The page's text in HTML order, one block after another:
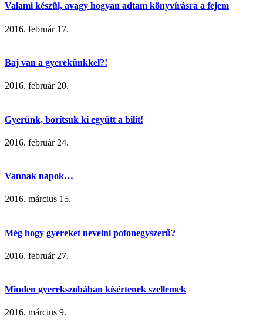
Valami készül, avagy hogyan adtam könyvírásra a fejem
2016. február 17.
Baj van a gyerekünkkel?!
2016. február 20.
Gyerünk, borítsuk ki együtt a bilit!
2016. február 24.
Vannak napok…
2016. március 15.
Még hogy gyereket nevelni pofonegyszerű?
2016. február 27.
Minden gyerekszobában kísértenek szellemek
2016. március 9.